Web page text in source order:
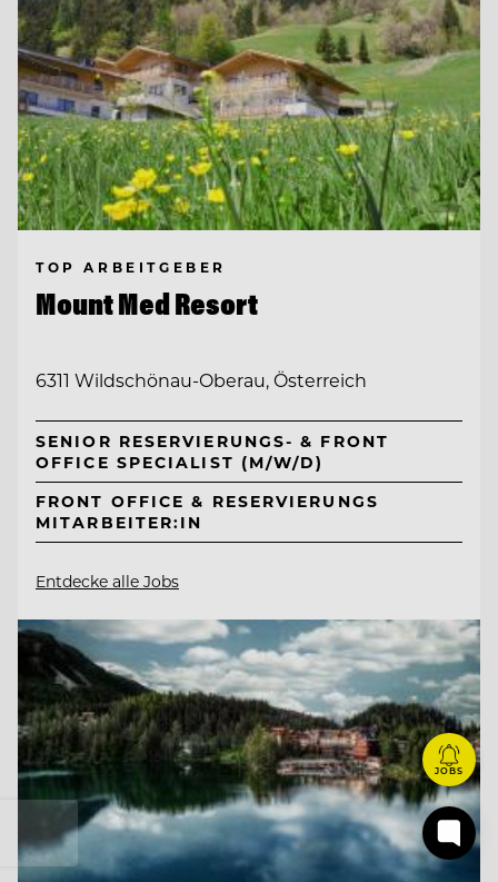
TOP ARBEITGEBER
Mount Med Resort
6311 Wildschönau-Oberau, Österreich
SENIOR RESERVIERUNGS- & FRONT
OFFICE SPECIALIST (M/W/D)
FRONT OFFICE & RESERVIERUNGS
MITARBEITER:IN
Entdecke alle Jobs
JOBS